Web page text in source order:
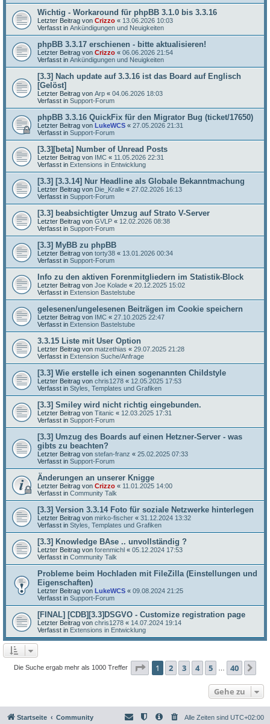
Wichtig - Workaround für phpBB 3.1.0 bis 3.3.16
Letzter Beitrag von Crizzo « 13.06.2026 10:03
Verfasst in Ankündigungen und Neuigkeiten
phpBB 3.3.17 erschienen - bitte aktualisieren!
Letzter Beitrag von Crizzo « 06.06.2026 21:54
Verfasst in Ankündigungen und Neuigkeiten
[3.3] Nach update auf 3.3.16 ist das Board auf Englisch
[Gelöst]
Letzter Beitrag von Arp « 04.06.2026 18:03
Verfasst in Support-Forum
phpBB 3.3.16 QuickFix für den Migrator Bug (ticket/17650)
Letzter Beitrag von LukeWCS « 27.05.2026 21:31
Verfasst in Support-Forum
[3.3][beta] Number of Unread Posts
Letzter Beitrag von IMC « 11.05.2026 22:31
Verfasst in Extensions in Entwicklung
[3.3] [3.3.14] Nur Headline als Globale Bekanntmachung
Letzter Beitrag von Die_Kralle « 27.02.2026 16:13
Verfasst in Support-Forum
[3.3] beabsichtigter Umzug auf Strato V-Server
Letzter Beitrag von GVLP « 12.02.2026 08:38
Verfasst in Support-Forum
[3.3] MyBB zu phpBB
Letzter Beitrag von torty38 « 13.01.2026 00:34
Verfasst in Support-Forum
Info zu den aktiven Forenmitgliedern im Statistik-Block
Letzter Beitrag von Joe Kolade « 20.12.2025 15:02
Verfasst in Extension Bastelstube
gelesenen/ungelesenen Beiträgen im Cookie speichern
Letzter Beitrag von IMC « 27.10.2025 22:47
Verfasst in Extension Bastelstube
3.3.15 Liste mit User Option
Letzter Beitrag von matzethias « 29.07.2025 21:28
Verfasst in Extension Suche/Anfrage
[3.3] Wie erstelle ich einen sogenannten Childstyle
Letzter Beitrag von chris1278 « 12.05.2025 17:53
Verfasst in Styles, Templates und Grafiken
[3.3] Smiley wird nicht richtig eingebunden.
Letzter Beitrag von Titanic « 12.03.2025 17:31
Verfasst in Support-Forum
[3.3] Umzug des Boards auf einen Hetzner-Server - was
gibts zu beachten?
Letzter Beitrag von stefan-franz « 25.02.2025 07:33
Verfasst in Support-Forum
Änderungen an unserer Knigge
Letzter Beitrag von Crizzo « 11.01.2025 14:00
Verfasst in Community Talk
[3.3] Version 3.3.14 Foto für soziale Netzwerke hinterlegen
Letzter Beitrag von mirko-fischer « 31.12.2024 13:32
Verfasst in Styles, Templates und Grafiken
[3.3] Knowledge BAse .. unvollständig ?
Letzter Beitrag von forenmichl « 05.12.2024 17:53
Verfasst in Community Talk
Probleme beim Hochladen mit FileZilla (Einstellungen und
Eigenschaften)
Letzter Beitrag von LukeWCS « 09.08.2024 21:25
Verfasst in Support-Forum
[FINAL] [CDB][3.3]DSGVO - Customize registration page
Letzter Beitrag von chris1278 « 14.07.2024 19:14
Verfasst in Extensions in Entwicklung
Die Suche ergab mehr als 1000 Treffer Seite 1von 40
1 2 3 4 5 40
Gehe zu
Startseite Community Alle Zeiten sind UTC+02:00